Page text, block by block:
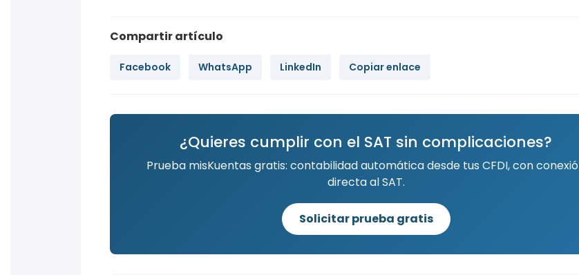
Compartir artículo
Facebook WhatsApp LinkedIn Copiar enlace
¿Quieres cumplir con el SAT sin complicaciones?
Prueba misKuentas gratis: contabilidad automática desde tus CFDI, con
directa al SAT.
Solicitar prueba gratis